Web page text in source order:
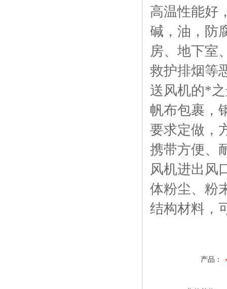
高温性能好
碱，油，防
房、地下室
救护排烟等
送风机的*
帆布包裹，
要求定做，
携带方便、
风机进出风
体粉尘、粉
结构材料，
产品：